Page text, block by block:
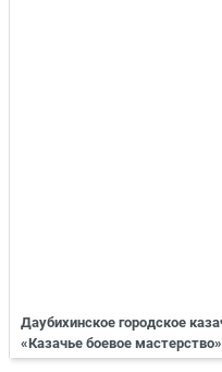
Даубихинское городское
«Казачье боевое